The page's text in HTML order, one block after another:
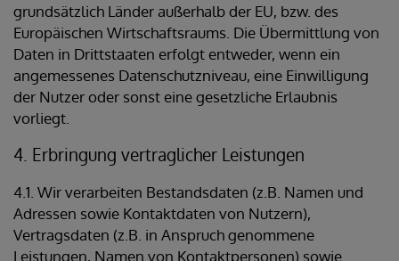
grundsätzlich Länder außerhalb der EU, bzw. des
Europäischen Wirtschaftsraums. Die Übermittlung von
Daten in Drittstaaten erfolgt entweder, wenn ein
angemessenes Datenschutzniveau, eine Einwilligung
der Nutzer oder sonst eine gesetzliche Erlaubnis
vorliegt.
4. Erbringung vertraglicher Leistungen
4.1. Wir verarbeiten Bestandsdaten (z.B. Namen und
Adressen sowie Kontaktdaten von Nutzern),
Vertragsdaten (z.B. in Anspruch genommene
Leistungen, Namen von Kontaktpersonen) sowie